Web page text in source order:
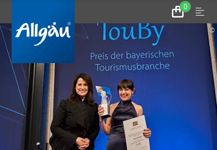
0
Zum
Warenkorb
Menu
©